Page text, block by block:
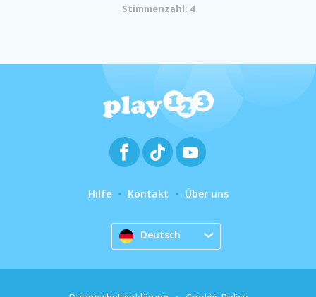
Stimmenzahl: 4
Hilfe Kontakt Über uns
Deutsch